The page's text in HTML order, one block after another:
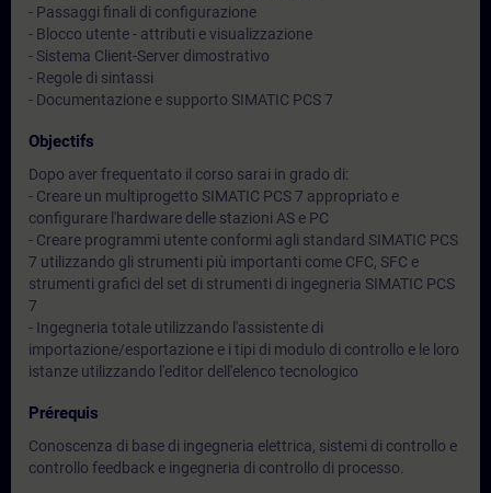
- Passaggi finali di configurazione
- Blocco utente - attributi e visualizzazione
- Sistema Client-Server dimostrativo
- Regole di sintassi
- Documentazione e supporto SIMATIC PCS 7
Objectifs
Dopo aver frequentato il corso sarai in grado di:
- Creare un multiprogetto SIMATIC PCS 7 appropriato e
configurare l'hardware delle stazioni AS e PC
- Creare programmi utente conformi agli standard SIMATIC PCS
7 utilizzando gli strumenti più importanti come CFC, SFC e
strumenti grafici del set di strumenti di ingegneria SIMATIC PCS
7
- Ingegneria totale utilizzando l'assistente di
importazione/esportazione e i tipi di modulo di controllo e le loro
istanze utilizzando l'editor dell'elenco tecnologico
Prérequis
Conoscenza di base di ingegneria elettrica, sistemi di controllo e
controllo feedback e ingegneria di controllo di processo.